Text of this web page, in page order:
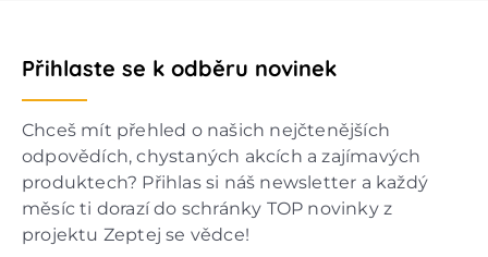
Přihlaste se k odběru novinek
Chceš mít přehled o našich nejčtenějších
odpovědích, chystaných akcích a zajímavých
produktech? Přihlas si náš newsletter a každý
měsíc ti dorazí do schránky TOP novinky z
projektu Zeptej se vědce!